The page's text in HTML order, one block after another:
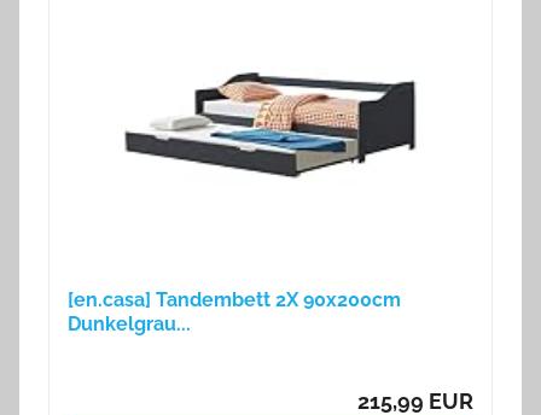
[en.casa] Tandembett 2X 90x200cm
Dunkelgrau...
215,99 EUR